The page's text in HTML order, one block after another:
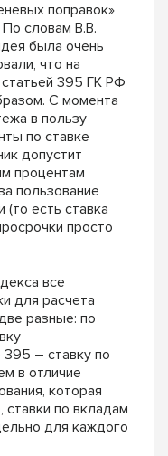
поправок»
По словам В.В.
была очень
что на
статьей 395 ГК РФ
С момента
в пользу
по ставке
допустит
процентам
пользование
есть ставка
просто
все
для расчета
разные: по
395 – ставку по
в отличие
которая
по вкладам
для каждого